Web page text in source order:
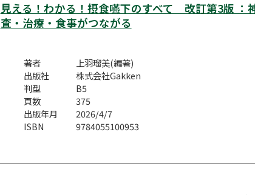
見える！わかる！摂食嚥下のすべて 改訂第3版 ：
査・治療・食事がつながる
著者
上羽瑠美(編著)
出版社
株式会社Gakken
判型
B5
頁数
375
出版年月
2026/4/7
ISBN
9784055100953